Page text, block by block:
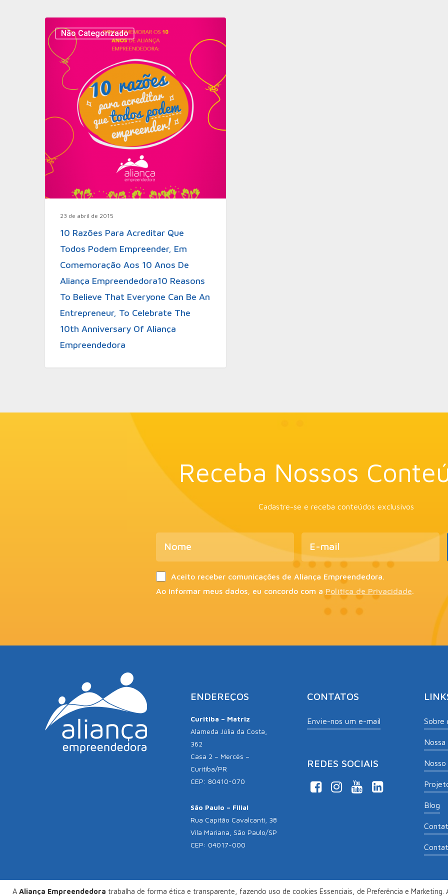
Não Categorizado
23 de abril de 2015
10 Razões Para Acreditar Que
Todos Podem Empreender, Em
Comemoração Aos 10 Anos De
Aliança Empreendedora10 Reasons
To Believe That Everyone Can Be An
Entrepreneur, To Celebrate The
10th Anniversary Of Aliança
Empreendedora
Receba Nossos
Cadastre-se e receba conteúdos exclusivos
Aceito receber comunicações de Aliança Empreendedora.
Ao informar meus dados, eu concordo com a Política de Privacidade.
ENDEREÇOS
Curitiba – Matriz
Alameda Júlia da Costa,
362
Casa 2 – Mercês –
Curitiba/PR
CEP: 80410-070
São Paulo – Filial
Rua Capitão Cavalcanti, 38
Vila Mariana, São Paulo/SP
CEP: 04017-000
CONTATOS
Envie-nos um e-mail
REDES SOCIAIS
Sobre
Blog
A Aliança Empreendedora trabalha de forma ética e transparente, fazendo uso de cookies Essenciais, de Preferência e Marketing.